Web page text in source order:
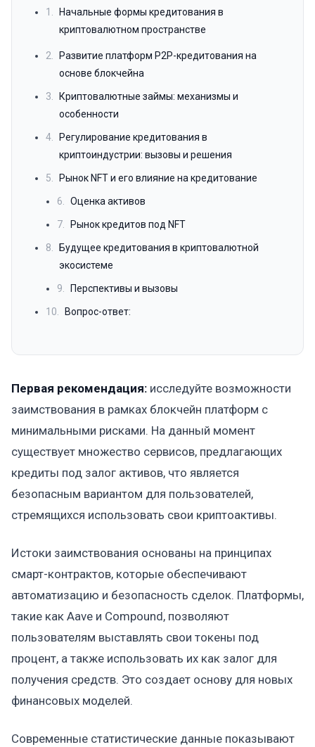
1.
Начальные формы кредитования в
криптовалютном пространстве
2.
Развитие платформ P2P-кредитования на
основе блокчейна
3.
Криптовалютные займы: механизмы и
особенности
4.
Регулирование кредитования в
криптоиндустрии: вызовы и решения
5. Рынок NFT и его влияние на кредитование
6. Оценка активов
7. Рынок кредитов под NFT
8.
Будущее кредитования в криптовалютной
экосистеме
9. Перспективы и вызовы
10. Вопрос-ответ:
Первая рекомендация: исследуйте возможности
заимствования в рамках блокчейн платформ с
минимальными рисками. На данный момент
существует множество сервисов, предлагающих
кредиты под залог активов, что является
безопасным вариантом для пользователей,
стремящихся использовать свои криптоактивы.
Истоки заимствования основаны на принципах
смарт-контрактов, которые обеспечивают
автоматизацию и безопасность сделок. Платформы,
такие как Aave и Compound, позволяют
пользователям выставлять свои токены под
процент, а также использовать их как залог для
получения средств. Это создает основу для новых
финансовых моделей.
Современные статистические данные показывают